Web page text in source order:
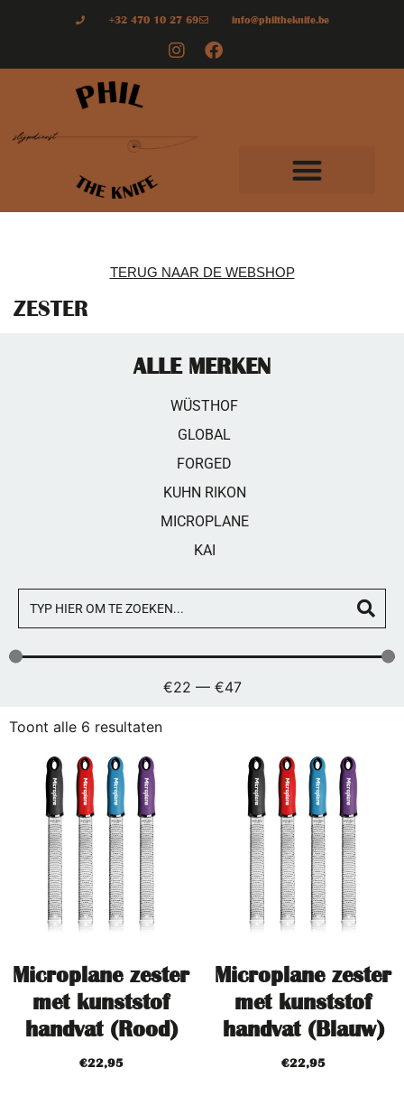
+32 470 10 27 69 info@philtheknife.be
TERUG NAAR DE WEBSHOP
ZESTER
Toont alle 6 resultaten
Microplane zester
met kunststof
handvat (Rood)
€22,95
Microplane zester
met kunststof
handvat (Blauw)
€22,95
ALLE MERKEN
WÜSTHOF
GLOBAL
FORGED
KUHN RIKON
MICROPLANE
KAI
€22 — €47